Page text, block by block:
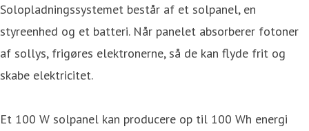
Solopladningssystemet består af et solpanel, en
styreenhed og et batteri. Når panelet absorberer fotoner
af sollys, frigøres elektronerne, så de kan flyde frit og
skabe elektricitet.
Et 100 W solpanel kan producere op til 100 Wh energi